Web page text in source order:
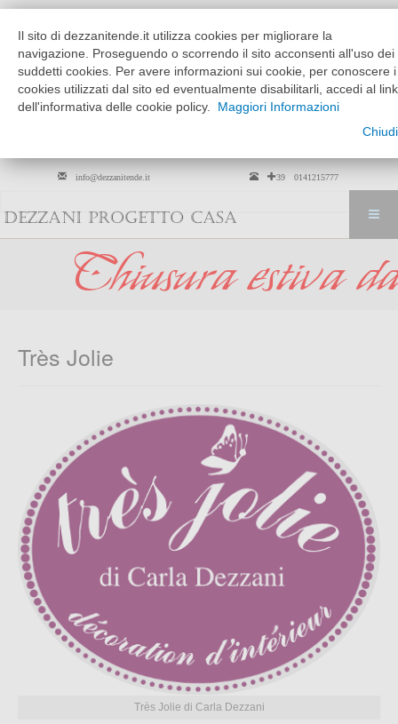
POMERIGGIO
MARTEDÌ --> VENERDÌ
9:30 - 12:30
15:30 - 19:30
SABATO
9:30 - 12:30
solo su
appuntamento
+39 0141215777
info@dezzanitende.it
DEZZANI PROGETTO CASA
estiva dal 01
Très Jolie
Très Jolie di Carla Dezzani
Il sito di dezzanitende.it utilizza cookies per migliorare la
navigazione. Proseguendo o scorrendo il sito acconsenti all'uso dei
suddetti cookies. Per avere informazioni sui cookie, per conoscere i
cookies utilizzati dal sito ed eventualmente disabilitarli, accedi al link
dell'informativa delle cookie policy.
Maggiori Informazioni
Chiudi